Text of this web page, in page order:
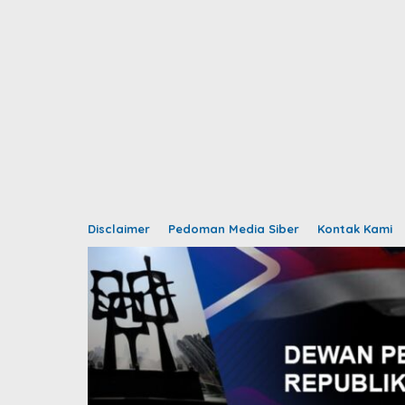
Disclaimer Pedoman Media Siber Kontak Kami